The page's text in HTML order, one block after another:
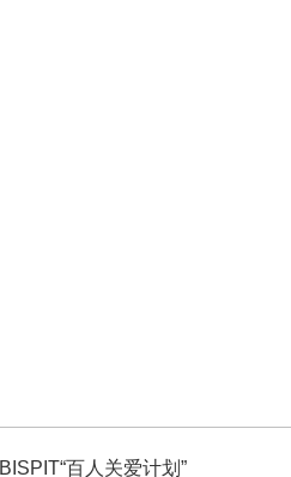
BISPIT“百人关爱计划”